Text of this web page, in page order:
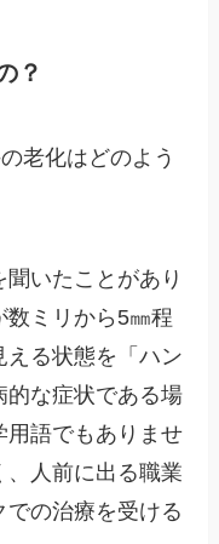
？
老化はどのよう
聞いたことがあり
ミリから5㎜程
える状態を「ハン
的な症状である場
用語でもありませ
、人前に出る職業
の治療を受ける